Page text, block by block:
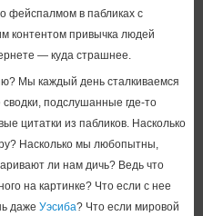
фейспалмом в пабликах с
контентом привычка людей
— куда страшнее.
Мы каждый день сталкиваемся
подслушанные где-то
цитатки из пабликов. Насколько
Насколько мы любопытны,
ли нам дичь? Ведь что
на картинке? Что если с нее
даже Уэсиба? Что если мировой